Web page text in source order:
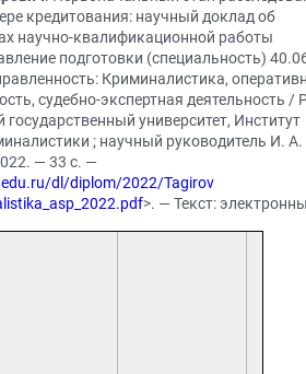
кредитования: научный доклад об
научно-квалификационной работы
подготовки (специальность)
Криминалистика,
судебно-экспертная деятельность /
университет, Институт
; научный руководитель И. А.
— 33 с. —
dl/diplom/2022/Tagirov
>. — Текст: